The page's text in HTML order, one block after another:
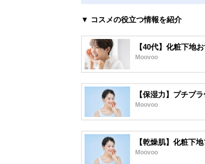
▼ コスメの役立つ情報を紹介
【40代】化粧下地
Moovoo
【保湿力】プチプ
Moovoo
【乾燥肌】化粧下
Moovoo